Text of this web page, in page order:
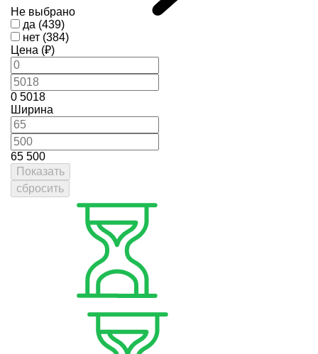
Не выбрано
да (439)
нет (384)
Цена (₽)
0 5018
Ширина
65 500
Показать
сбросить